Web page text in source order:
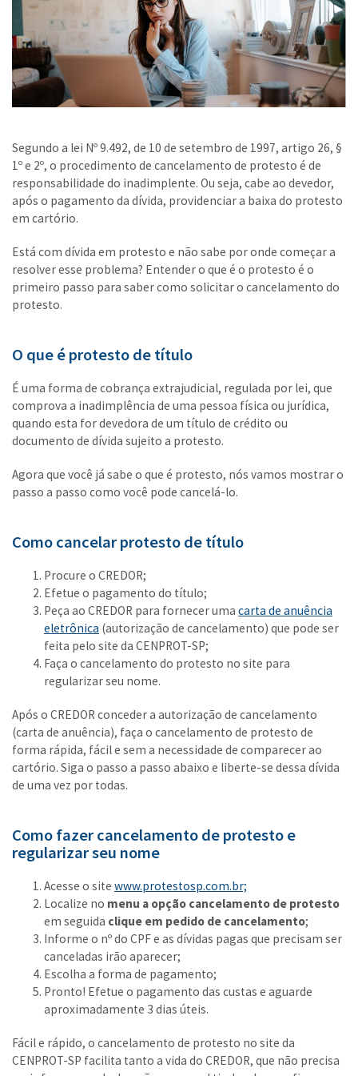
Segundo a lei Nº 9.492, de 10 de setembro de 1997, artigo 26, §
1º e 2º, o procedimento de cancelamento de protesto é de
responsabilidade do inadimplente. Ou seja, cabe ao devedor,
após o pagamento da dívida, providenciar a baixa do protesto
em cartório.
Está com dívida em protesto e não sabe por onde começar a
resolver esse problema? Entender o que é o protesto é o
primeiro passo para saber como solicitar o cancelamento do
protesto.
O que é protesto de título
É uma forma de cobrança extrajudicial, regulada por lei, que
comprova a inadimplência de uma pessoa física ou jurídica,
quando esta for devedora de um título de crédito ou
documento de dívida sujeito a protesto.
Agora que você já sabe o que é protesto, nós vamos mostrar o
passo a passo como você pode cancelá-lo.
Como cancelar protesto de título
Procure o CREDOR;
Efetue o pagamento do título;
Peça ao CREDOR para fornecer uma carta de anuência
eletrônica (autorização de cancelamento) que pode ser
feita pelo site da CENPROT-SP;
Faça o cancelamento do protesto no site para
regularizar seu nome.
Após o CREDOR conceder a autorização de cancelamento
(carta de anuência), faça o cancelamento de protesto de
forma rápida, fácil e sem a necessidade de comparecer ao
cartório. Siga o passo a passo abaixo e liberte-se dessa dívida
de uma vez por todas.
Como fazer cancelamento de protesto e
regularizar seu nome
Acesse o site www.protestosp.com.br;
Localize no menu a opção cancelamento de protesto
em seguida clique em pedido de cancelamento;
Informe o nº do CPF e as dívidas pagas que precisam ser
canceladas irão aparecer;
Escolha a forma de pagamento;
Pronto! Efetue o pagamento das custas e aguarde
aproximadamente 3 dias úteis.
Fácil e rápido, o cancelamento de protesto no site da
CENPROT-SP facilita tanto a vida do CREDOR, que não precisa